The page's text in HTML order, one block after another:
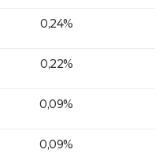
0,24%
0,22%
0,09%
0,09%